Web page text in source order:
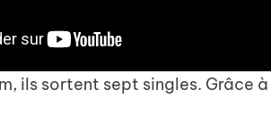
ils sortent sept singles. Grâce